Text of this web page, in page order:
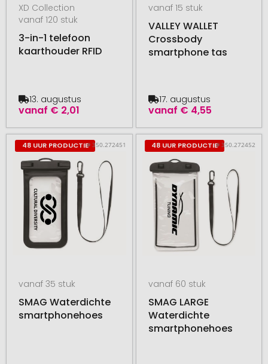
XD Collection
vanaf 120 stuk
3-in-1 telefoon
kaarthouder RFID
vanaf € 2,01
13. augustus
vanaf 15 stuk
VALLEY WALLET
Crossbody
smartphone tas
vanaf € 4,55
17. augustus
48 UUR PRODUCTIE# 350.272451
vanaf 35 stuk
SMAG Waterdichte
smartphonehoes
48 UUR PRODUCTIE# 350.272452
vanaf 60 stuk
SMAG LARGE
Waterdichte
smartphonehoes